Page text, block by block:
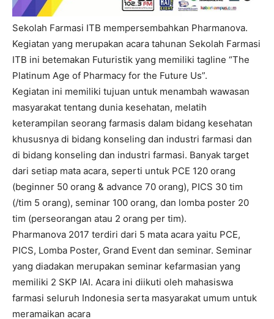
Sekolah Farmasi ITB mempersembahkan Pharmanova.
Kegiatan yang merupakan acara tahunan Sekolah Farmasi
ITB ini betemakan Futuristik yang memiliki tagline “The
Platinum Age of Pharmacy for the Future Us”.
Kegiatan ini memiliki tujuan untuk menambah wawasan
masyarakat tentang dunia kesehatan, melatih
keterampilan seorang farmasis dalam bidang kesehatan
khususnya di bidang konseling dan industri farmasi dan
di bidang konseling dan industri farmasi. Banyak target
dari setiap mata acara, seperti untuk PCE 120 orang
(beginner 50 orang & advance 70 orang), PICS 30 tim
(/tim 5 orang), seminar 100 orang, dan lomba poster 20
tim (perseorangan atau 2 orang per tim).
Pharmanova 2017 terdiri dari 5 mata acara yaitu PCE,
PICS, Lomba Poster, Grand Event dan seminar. Seminar
yang diadakan merupakan seminar kefarmasian yang
memiliki 2 SKP IAI. Acara ini diikuti oleh mahasiswa
farmasi seluruh Indonesia serta masyarakat umum untuk
meramaikan acara